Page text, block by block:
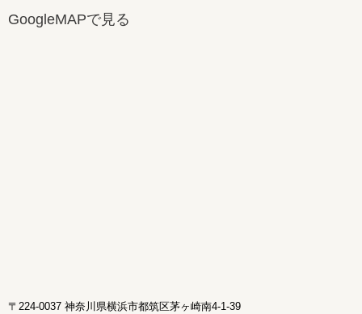
GoogleMAPで見る
〒224-0037 神奈川県横浜市都筑区茅ヶ崎南4-1-39